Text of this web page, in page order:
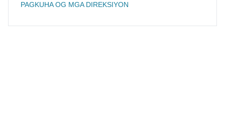
PAGKUHA OG MGA DIREKSIYON